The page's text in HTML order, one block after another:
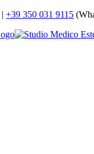
|+39 350 031 9115